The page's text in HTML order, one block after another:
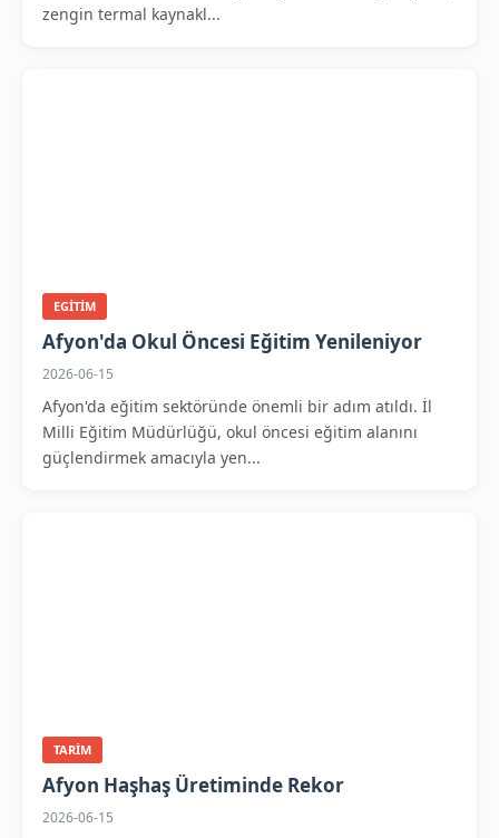
zengin termal kaynakl...
EGITIM
Afyon'da Okul Öncesi Eğitim Yenileniyor
2026-06-15
Afyon'da eğitim sektöründe önemli bir adım atıldı. İl
Milli Eğitim Müdürlüğü, okul öncesi eğitim alanını
güçlendirmek amacıyla yen...
TARIM
Afyon Haşhaş Üretiminde Rekor
2026-06-15